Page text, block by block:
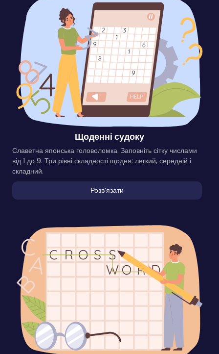
Щоденні судоку
Славетна японська головоломка. Заповніть сітку числами
від 1 до 9. Три рівні складності щодня: легкий, середній і
складний.
Розвʼязати